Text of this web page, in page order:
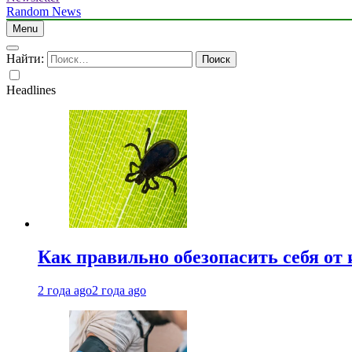
Random News
Menu
Найти:
Headlines
Как правильно обезопасить себя
2 года ago2 года ago